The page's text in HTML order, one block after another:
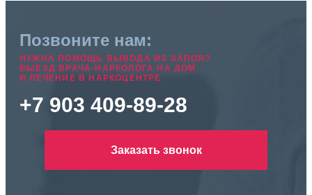
Позвоните нам:
НУЖНА ПОМОЩЬ ВЫВОДА ИЗ ЗАПОЯ?
ВЫЕЗД ВРАЧА-НАРКОЛОГА НА ДОМ
И ЛЕЧЕНИЕ В НАРКОЦЕНТРЕ
+7 903 409-89-28
Заказать звонок